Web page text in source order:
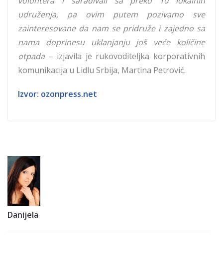
udruženja, pa ovim putem pozivamo sve
zainteresovane da nam se pridruže i zajedno sa
nama doprinesu uklanjanju još veće količine
otpada – izjavila je rukovoditeljka korporativnih
komunikacija u Lidlu Srbija, Martina Petrović.
Izvor: ozonpress.net
Danijela